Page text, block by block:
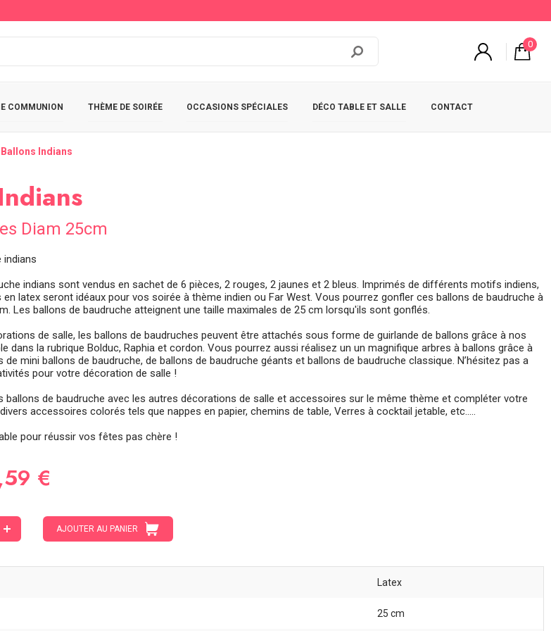
0
COMMUNION THÈME DE SOIRÉE OCCASIONS SPÉCIALES DÉCO TABLE ET SALLE CONTACT
Ballons Indians
Diam 25cm
indians
indians sont vendus en sachet de 6 pièces, 2 rouges, 2 jaunes et 2 bleus. Imprimés de différents motifs indiens,
latex seront idéaux pour vos soirée à thème indien ou Far West. Vous pourrez gonfler ces ballons de baudruche à
Les ballons de baudruche atteignent une taille maximales de 25 cm lorsqu'ils sont gonflés.
de salle, les ballons de baudruches peuvent être attachés sous forme de guirlande de ballons grâce à nos
dans la rubrique Bolduc, Raphia et cordon. Vous pourrez aussi réalisez un un magnifique arbres à ballons grâce à
mini ballons de baudruche, de ballons de baudruche géants et ballons de baudruche classique. N’hésitez pas a
pour votre décoration de salle !
ballons de baudruche avec les autres décorations de salle et accessoires sur le même thème et compléter votre
accessoires colorés tels que nappes en papier, chemins de table, Verres à cocktail jetable, etc.....
pour réussir vos fêtes pas chère !
€
AJOUTER AU PANIER
Latex
25 cm